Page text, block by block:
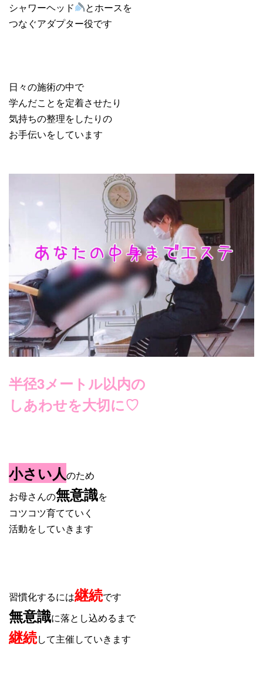
シャワーヘッド
とホースを
つなぐアダプター役です
日々の施術の中で
学んだことを定着させたり
気持ちの整理をしたりの
お手伝いをしています
半径3メートル以内の
しあわせを大切に♡
小さい人のため
お母さんの無意識を
コツコツ育てていく
活動をしていきます
習慣化するには継続です
無意識に落とし込めるまで
継続して主催していきます